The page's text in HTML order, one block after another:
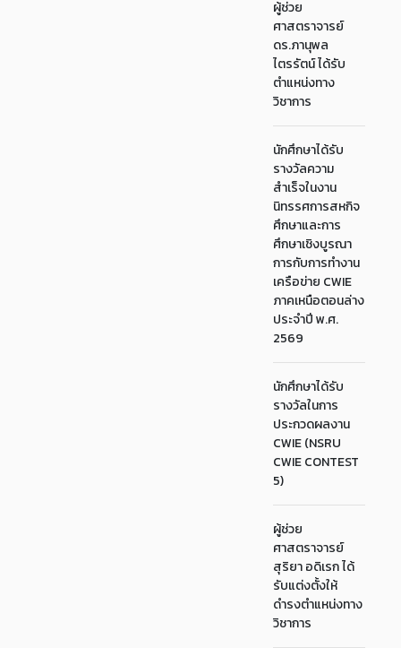
ผู้ช่วย
ศาสตราจารย์
ดร.ภานุพล
ไตรรัตน์ ได้รับ
ตำแหน่งทาง
วิชาการ
นักศึกษาได้รับ
รางวัลความ
สำเร็จในงาน
นิทรรศการสหกิจ
ศึกษาและการ
ศึกษาเชิงบูรณา
การกับการทำงาน
เครือข่าย CWIE
ภาคเหนือตอนล่าง
ประจำปี พ.ศ.
2569
นักศึกษาได้รับ
รางวัลในการ
ประกวดผลงาน
CWIE (NSRU
CWIE CONTEST
5)
ผู้ช่วย
ศาสตราจารย์
สุริยา อดิเรก ได้
รับแต่งตั้งให้
ดำรงตำแหน่งทาง
วิชาการ